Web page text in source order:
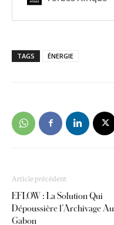
TAGS ÉNERGIE
Article précédent
EFLOW : La Solution Qui
Dépoussière l’Archivage Au
Gabon